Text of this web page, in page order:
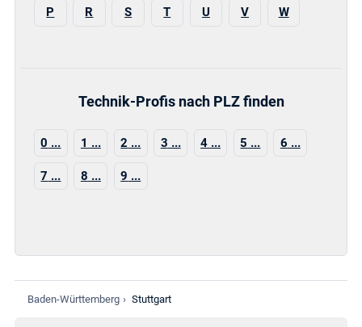
P R S T U V W
Technik-Profis nach PLZ finden
0 1 2 3 4 5 6
7 8 9
Baden-Württemberg › Stuttgart